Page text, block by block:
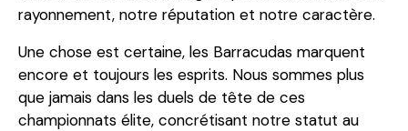
rayonnement, notre réputation et notre caractère.
Une chose est certaine, les Barracudas marquent
encore et toujours les esprits. Nous sommes plus
que jamais dans les duels de tête de ces
championnats élite, concrétisant notre statut au